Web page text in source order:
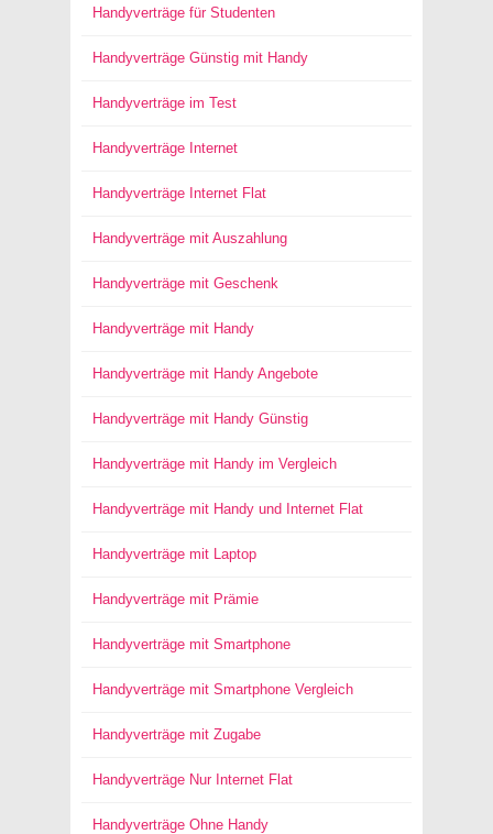
Handyverträge für Studenten
Handyverträge Günstig mit Handy
Handyverträge im Test
Handyverträge Internet
Handyverträge Internet Flat
Handyverträge mit Auszahlung
Handyverträge mit Geschenk
Handyverträge mit Handy
Handyverträge mit Handy Angebote
Handyverträge mit Handy Günstig
Handyverträge mit Handy im Vergleich
Handyverträge mit Handy und Internet Flat
Handyverträge mit Laptop
Handyverträge mit Prämie
Handyverträge mit Smartphone
Handyverträge mit Smartphone Vergleich
Handyverträge mit Zugabe
Handyverträge Nur Internet Flat
Handyverträge Ohne Handy